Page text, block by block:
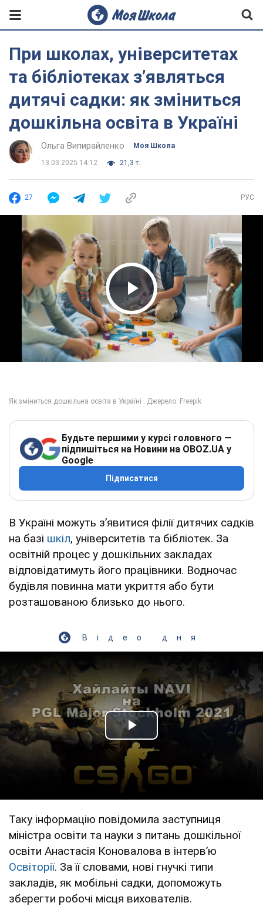
При школах, університетах
та бібліотеках зʼявляться
дитячі садки: як зміниться
дошкільна освіта в Україні
Ольга Випирайленко Моя Школа
13.03.2025 14:12 21,3 т.
27 РУС
Play Video
Будьте першими у курсі головного —
підпишіться на Новини на OBOZ.UA у
Google
Підписатися
В Україні можуть зʼявитися філії дитячих садків
на базі шкіл, університетів та бібліотек. За
освітній процес у дошкільних закладах
відповідатимуть його працівники. Водночас
будівля повинна мати укриття або бути
розташованою близько до нього.
Відео дня
Play Video
Таку інформацію повідомила заступниця
міністра освіти та науки з питань дошкільної
освіти Анастасія Коновалова в інтервʼю
Освіторії. За її словами, нові гнучкі типи
закладів, як мобільні садки, допоможуть
зберегти робочі місця вихователів.